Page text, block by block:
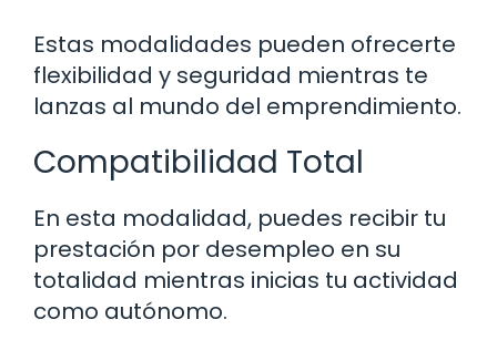
Estas modalidades pueden ofrecerte
flexibilidad y seguridad mientras te
lanzas al mundo del emprendimiento.
Compatibilidad Total
En esta modalidad, puedes recibir tu
prestación por desempleo en su
totalidad mientras inicias tu actividad
como autónomo.